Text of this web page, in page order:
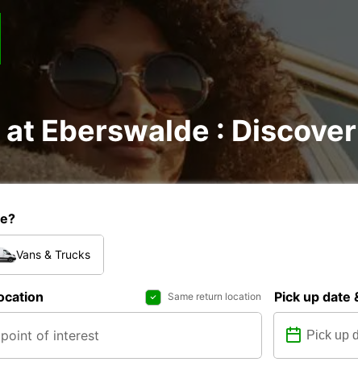
Eberswalde :
Vans & Trucks
Same return location Pick up date